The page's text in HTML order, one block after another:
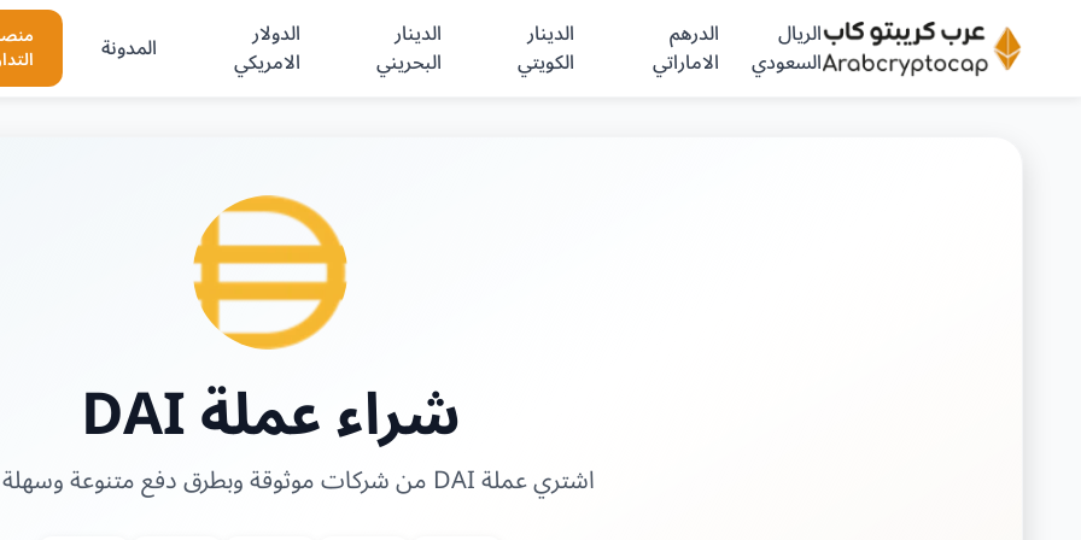
الريال
السعودي
الدرهم
الاماراتي
الدينار
الكويتي
الدينار
البحريني
الدولار
الامريكي المدونة
شراء عملة DAI
اشتري عملة DAI من شركات موثوقة وبطرق دفع متنوعة وسهلة وآمنة